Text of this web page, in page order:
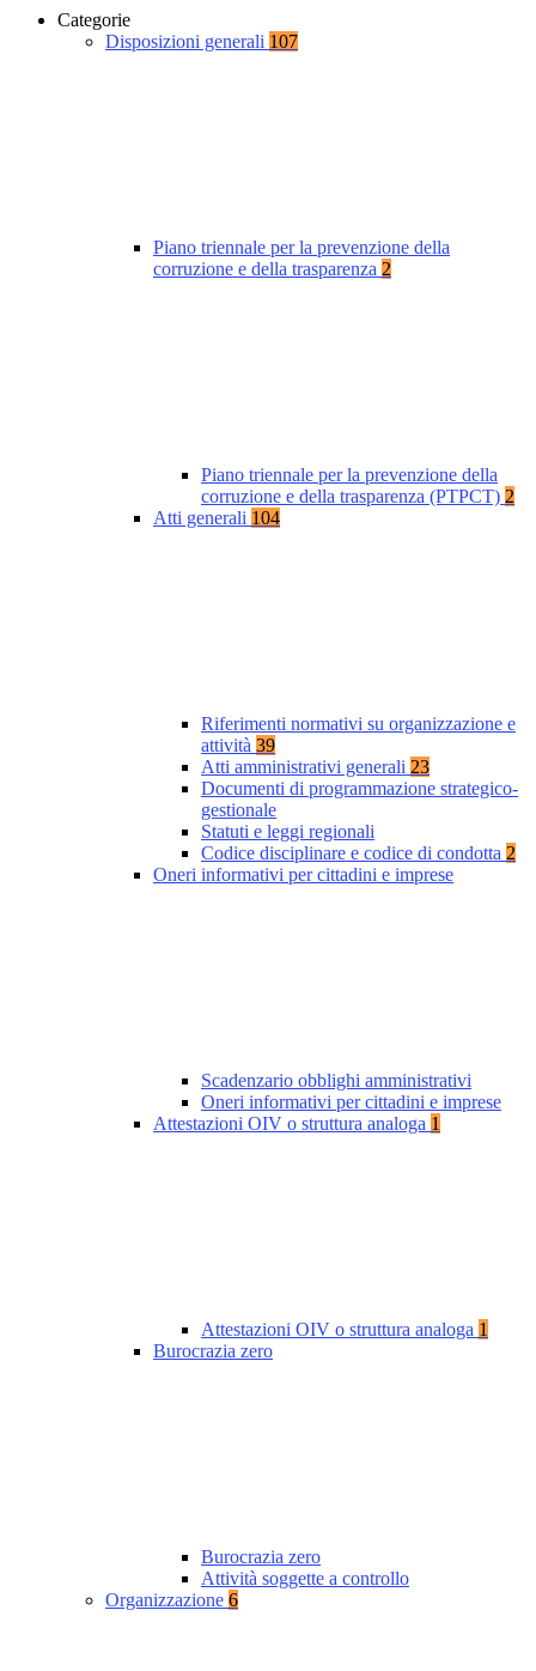
Categorie
Disposizioni generali 107
Piano triennale per la prevenzione della
corruzione e della trasparenza 2
Piano triennale per la prevenzione della
corruzione e della trasparenza (PTPCT) 2
Atti generali 104
Riferimenti normativi su organizzazione e
attività 39
Atti amministrativi generali 23
Documenti di programmazione strategico-
gestionale
Statuti e leggi regionali
Codice disciplinare e codice di condotta 2
Oneri informativi per cittadini e imprese
Scadenzario obblighi amministrativi
Oneri informativi per cittadini e imprese
Attestazioni OIV o struttura analoga 1
Attestazioni OIV o struttura analoga 1
Burocrazia zero
Burocrazia zero
Attività soggette a controllo
Organizzazione 6